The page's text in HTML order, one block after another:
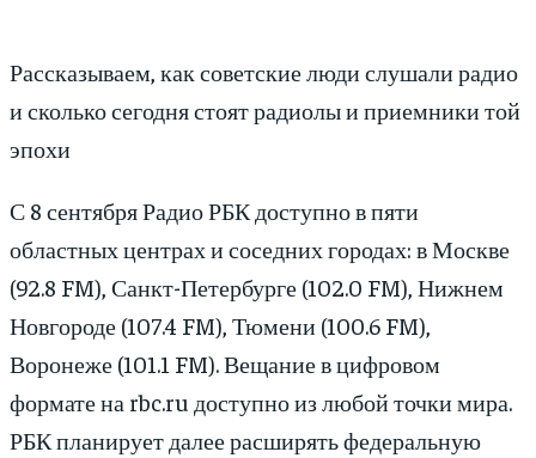
Рассказываем, как советские люди слушали радио
и сколько сегодня стоят радиолы и приемники той
эпохи
С 8 сентября Радио РБК доступно в пяти
областных центрах и соседних городах: в Москве
(92.8 FM), Санкт-Петербурге (102.0 FM), Нижнем
Новгороде (107.4 FM), Тюмени (100.6 FM),
Воронеже (101.1 FM). Вещание в цифровом
формате на rbc.ru доступно из любой точки мира.
РБК планирует далее расширять федеральную